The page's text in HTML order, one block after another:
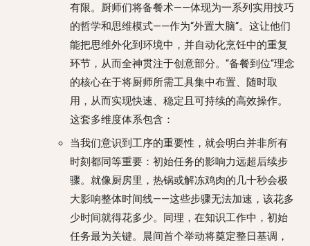
有限。厨师们将备餐术——体现为一系列实用技巧
的哲学和思维模式——作为“外置大脑“。这让他们
能把思维外化到环境中，并自动化烹饪中的重复
环节，从而全神贯注于创意部分。“备餐到位“理念
的核心在于将厨师所需工具集中布置、随时取
用，从而实现快速、稳定且可持续的高效操作。
这套多维度体系包含：
当我们意识到工序的重要性，就会明白并非所有
时刻都同等重要：初始任务的影响力远超后续步
骤。就像厨房里，热锅或解冻鸡肉的几十秒会极
大影响整体时间线——这些步骤无法加速，该花多
少时间就得花多少。同理，在知识工作中，初始
任务最为关键。晨间首个举动将奠定整日基调，